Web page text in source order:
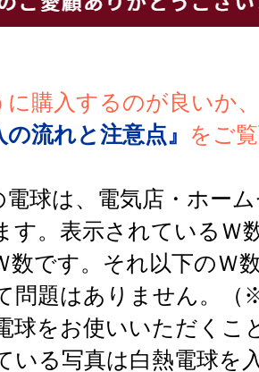
に購入するのが良いか
の流れと注意点』
をご
球は、電気店・ホー
す。表示されているＷ
数です。それ以下のＷ
問題はありません。（
球をお使いいただくこ
いる写真は白熱電球を